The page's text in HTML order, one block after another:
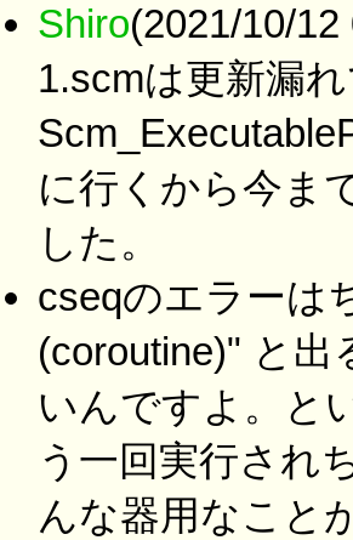
Shiro(2021/10/
1.scmは更新漏
に行くから今ま
した。
cseqのエラーは
(coroutine)" と
いんですよ。と
う一回実行され
んな器用なこと